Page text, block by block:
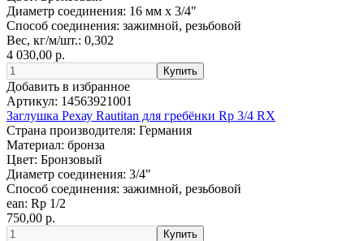
Диаметр соединения: 16 мм x 3/4"
Способ соединения: зажимной, резьбовой
Вес, кг/м/шт.: 0,302
4 030,00 р.
Добавить в избранное
Артикул: 14563921001
Заглушка Рехау Rautitan для гребёнки Rp 3/4 RX
Страна производителя: Германия
Материал: бронза
Цвет: Бронзовый
Диаметр соединения: 3/4"
Способ соединения: зажимной, резьбовой
ean: Rp 1/2
750,00 р.